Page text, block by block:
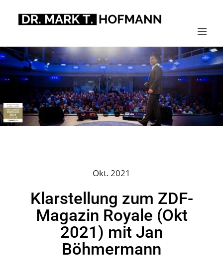
Okt. 2021
Klarstellung zum ZDF-
Magazin Royale (Okt
2021) mit Jan
Böhmermann